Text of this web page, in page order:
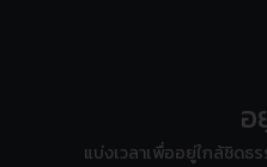
แบ่งเวลาเพื่ออยู่ใกล้ชิดธ